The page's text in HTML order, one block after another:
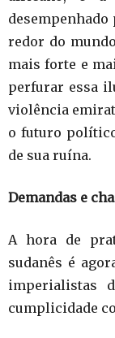
redor do
mais forte e
perfurar essa
violência
o futuro
de sua ruína.
Demandas e
A hora de
sudanês é
imperialistas
cumplicidade